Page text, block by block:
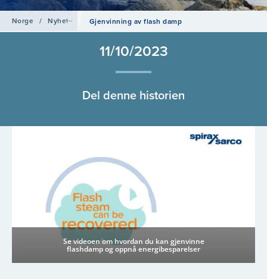
Norge / Nyheter Gjenvinning av flash damp
11/10/2023
Del denne historien
Se videoen om hvordan du kan gjenvinne
flashdamp og oppnå energibesparelser